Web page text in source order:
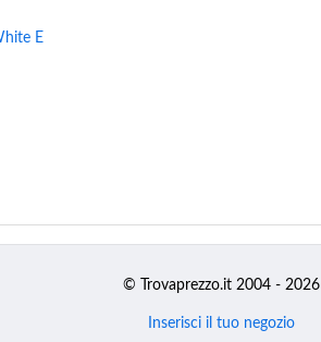
E
© Trovaprezzo.it 2004 - 2026
Inserisci il tuo negozio